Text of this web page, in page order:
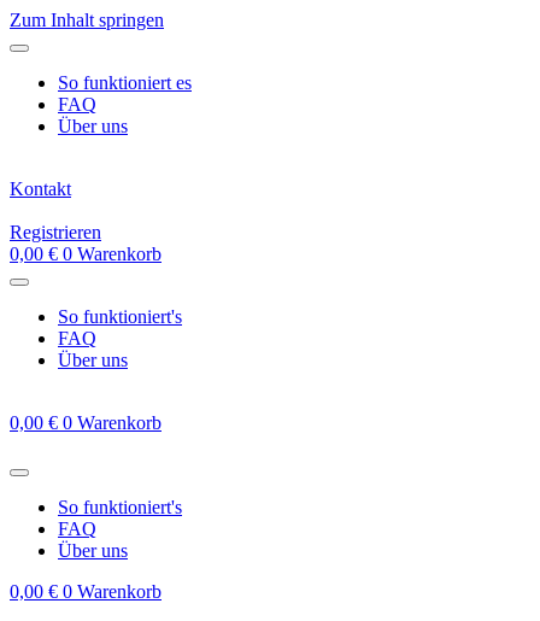
Zum Inhalt springen
So funktioniert es
FAQ
Über uns
Kontakt
Registrieren
0,00 € 0 Warenkorb
So funktioniert's
FAQ
Über uns
0,00 € 0 Warenkorb
So funktioniert's
FAQ
Über uns
0,00 € 0 Warenkorb